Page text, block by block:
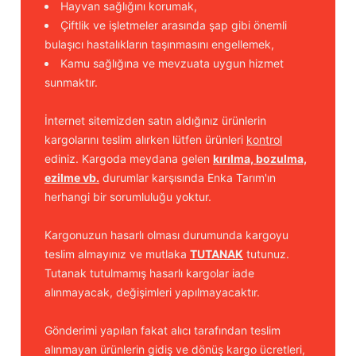
Hayvan sağlığını korumak,
Çiftlik ve işletmeler arasında şap gibi önemli
bulaşıcı hastalıkların taşınmasını engellemek,
Kamu sağlığına ve mevzuata uygun hizmet
sunmaktır.
İnternet sitemizden satın aldığınız ürünlerin
kargolarını teslim alırken lütfen ürünleri kontrol
ediniz. Kargoda meydana gelen kırılma, bozulma,
ezilme vb. durumlar karşısında Enka Tarım'ın
herhangi bir sorumluluğu yoktur.
Kargonuzun hasarlı olması durumunda kargoyu
teslim almayınız ve mutlaka TUTANAK tutunuz.
Tutanak tutulmamış hasarlı kargolar iade
alınmayacak, değişimleri yapılmayacaktır.
Gönderimi yapılan fakat alıcı tarafından teslim
alınmayan ürünlerin gidiş ve dönüş kargo ücretleri,